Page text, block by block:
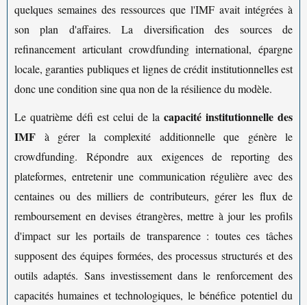
quelques semaines des ressources que l'IMF avait intégrées à
son plan d'affaires. La diversification des sources de
refinancement articulant crowdfunding international, épargne
locale, garanties publiques et lignes de crédit institutionnelles est
donc une condition sine qua non de la résilience du modèle.
Le quatrième défi est celui de la capacité institutionnelle des
IMF à gérer la complexité additionnelle que génère le
crowdfunding. Répondre aux exigences de reporting des
plateformes, entretenir une communication régulière avec des
centaines ou des milliers de contributeurs, gérer les flux de
remboursement en devises étrangères, mettre à jour les profils
d'impact sur les portails de transparence : toutes ces tâches
supposent des équipes formées, des processus structurés et des
outils adaptés. Sans investissement dans le renforcement des
capacités humaines et technologiques, le bénéfice potentiel du